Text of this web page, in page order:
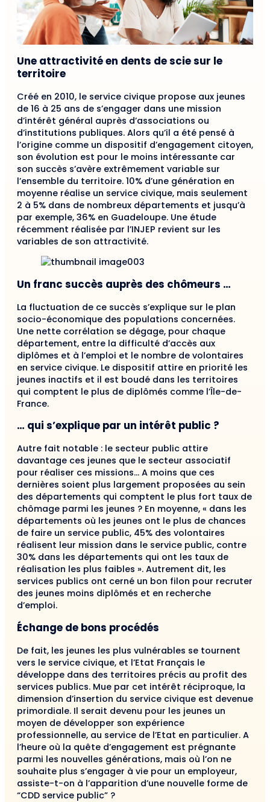
Une attractivité en dents de scie sur le
territoire
Créé en 2010, le service civique propose aux jeunes
de 16 à 25 ans de s’engager dans une mission
d’intérêt général auprès d’associations ou
d’institutions publiques. Alors qu’il a été pensé à
l’origine comme un dispositif d’engagement citoyen,
son évolution est pour le moins intéressante car
son succès s’avère extrêmement variable sur
l’ensemble du territoire. 10% d’une génération en
moyenne réalise un service civique, mais seulement
2 à 5% dans de nombreux départements et jusqu’à
par exemple, 36% en Guadeloupe. Une étude
récemment réalisée par l’INJEP revient sur les
variables de son attractivité.
Un franc succès auprès des chômeurs …
La fluctuation de ce succès s’explique sur le plan
socio-économique des populations concernées.
Une nette corrélation se dégage, pour chaque
département, entre la difficulté d’accès aux
diplômes et à l’emploi et le nombre de volontaires
en service civique. Le dispositif attire en priorité les
jeunes inactifs et il est boudé dans les territoires
qui comptent le plus de diplômés comme l’Île-de-
France.
… qui s’explique par un intérêt public ?
Autre fait notable : le secteur public attire
davantage ces jeunes que le secteur associatif
pour réaliser ces missions… A moins que ces
dernières soient plus largement proposées au sein
des départements qui comptent le plus fort taux de
chômage parmi les jeunes ? En moyenne, « dans les
départements où les jeunes ont le plus de chances
de faire un service public, 45% des volontaires
réalisent leur mission dans le service public, contre
30% dans les départements qui ont les taux de
réalisation les plus faibles ». Autrement dit, les
services publics ont cerné un bon filon pour recruter
des jeunes moins diplômés et en recherche
d’emploi.
Échange de bons procédés
De fait, les jeunes les plus vulnérables se tournent
vers le service civique, et l’Etat Français le
développe dans des territoires précis au profit des
services publics. Mue par cet intérêt réciproque, la
dimension d’insertion du service civique est devenue
primordiale. Il serait devenu pour les jeunes un
moyen de développer son expérience
professionnelle, au service de l’Etat en particulier. A
l’heure où la quête d’engagement est prégnante
parmi les nouvelles générations, mais où l’on ne
souhaite plus s’engager à vie pour un employeur,
assiste-t-on à l’apparition d’une nouvelle forme de
“CDD service public” ?